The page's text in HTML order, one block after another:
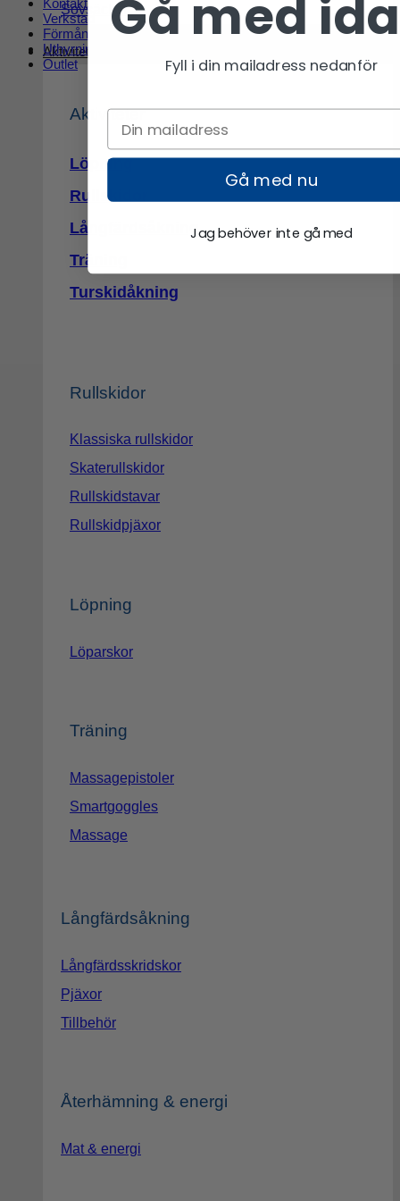
Sovsäckar
Aktiviteter
Aktiviteter
Löpning
Rullskidor
Långfärdsåkning
Träning
Turskidåkning
Rullskidor
Klassiska rullskidor
Skaterullskidor
Rullskidstavar
Rullskidpjäxor
Löpning
Löparskor
Träning
Massagepistoler
Smartgoggles
Massage
Långfärdsåkning
Långfärdsskridskor
Pjäxor
Tillbehör
Återhämning & energi
Mat & energi
Kontakt
Verkstad
Förmånscykel
Uthyrning
Outlet
Gå med
Fyll i din mailadress nedanför
Gå med nu
Jag behöver inte gå med